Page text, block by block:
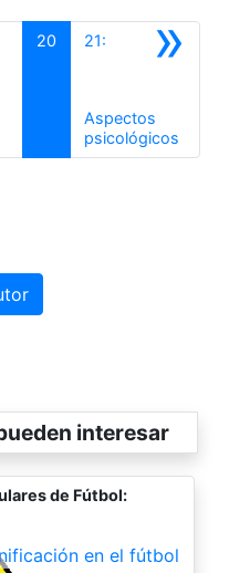
20 »
21:
Aspectos
psicológicos
interesar
de Fútbol:
en el fútbol